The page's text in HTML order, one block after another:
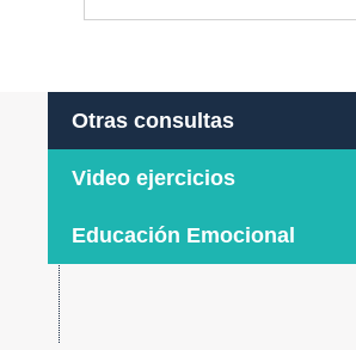
Otras consultas
Video ejercicios
Educación Emocional